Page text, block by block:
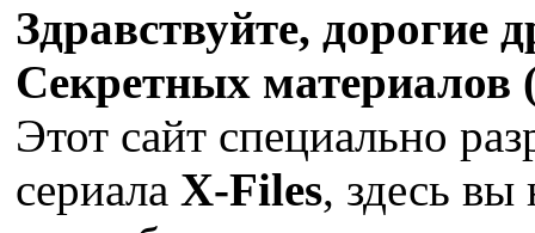
Здравствуйте, дорогие
Секретных материалов
Этот сайт специально
сериала X-Files, здесь вы